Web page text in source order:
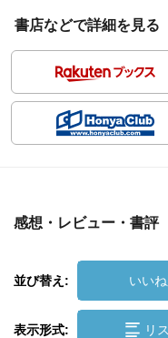
書店などで詳細を見る
感想・レビュー・書評
並び替え: いい
表示形式: リ